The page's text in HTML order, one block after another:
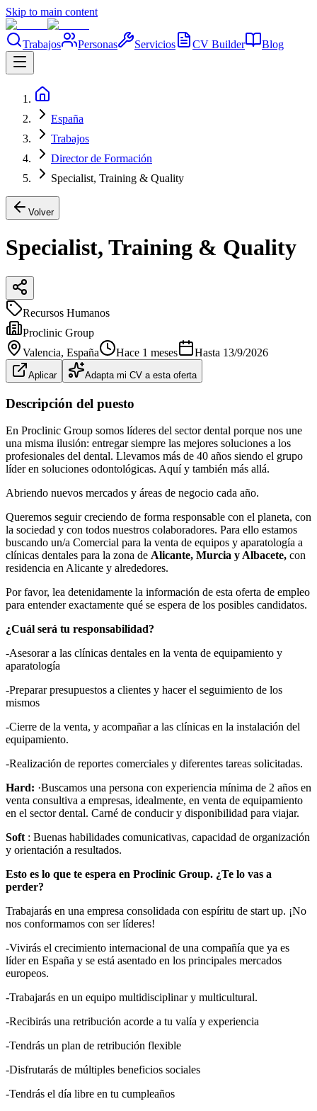
Skip to main content
Trabajos Personas Servicios CV Builder Blog
España
Trabajos
Director de Formación
Specialist, Training & Quality
Volver
Specialist, Training & Quality
Recursos Humanos
Proclinic Group
Valencia, España Hace 1 meses Hasta 13/9/2026
Aplicar Adapta mi CV a esta oferta
Descripción del puesto
En Proclinic Group somos líderes del sector dental porque nos une
una misma ilusión: entregar siempre las mejores soluciones a los
profesionales del dental. Llevamos más de 40 años siendo el grupo
líder en soluciones odontológicas. Aquí y también más allá.
Abriendo nuevos mercados y áreas de negocio cada año.
Queremos seguir creciendo de forma responsable con el planeta, con
la sociedad y con todos nuestros colaboradores. Para ello estamos
buscando un/a Comercial para la venta de equipos y aparatología a
clínicas dentales para la zona de Alicante, Murcia y Albacete, con
residencia en Alicante y alrededores.
Por favor, lea detenidamente la información de esta oferta de empleo
para entender exactamente qué se espera de los posibles candidatos.
¿Cuál será tu responsabilidad?
-Asesorar a las clínicas dentales en la venta de equipamiento y
aparatología
-Preparar presupuestos a clientes y hacer el seguimiento de los
mismos
-Cierre de la venta, y acompañar a las clínicas en la instalación del
equipamiento.
-Realización de reportes comerciales y diferentes tareas solicitadas.
Hard: ·Buscamos una persona con experiencia mínima de 2 años en
venta consultiva a empresas, idealmente, en venta de equipamiento
en el sector dental. Carné de conducir y disponibilidad para viajar.
Soft : Buenas habilidades comunicativas, capacidad de organización
y orientación a resultados.
Esto es lo que te espera en Proclinic Group. ¿Te lo vas a
perder?
Trabajarás en una empresa consolidada con espíritu de start up. ¡No
nos conformamos con ser líderes!
-Vivirás el crecimiento internacional de una compañía que ya es
líder en España y se está asentado en los principales mercados
europeos.
-Trabajarás en un equipo multidisciplinar y multicultural.
-Recibirás una retribución acorde a tu valía y experiencia
-Tendrás un plan de retribución flexible
-Disfrutarás de múltiples beneficios sociales
-Tendrás el día libre en tu cumpleaños